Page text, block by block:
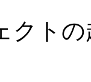
クト